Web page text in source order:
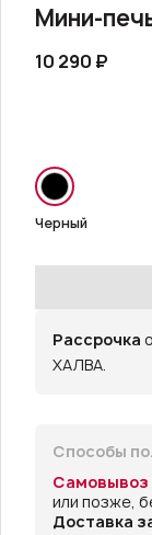
Мини-печь
10 290 ₽
Черный
Рассрочка
ХАЛВА.
Способы
Самовывоз
или позже,
Доставка